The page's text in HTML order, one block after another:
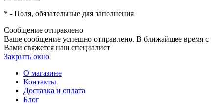
* - Поля, обязательные для заполнения
Сообщение отправлено
Ваше сообщение успешно отправлено. В ближайшее время с
Вами свяжется наш специалист
Закрыть окно
О магазине
Контакты
Доставка и оплата
Блог